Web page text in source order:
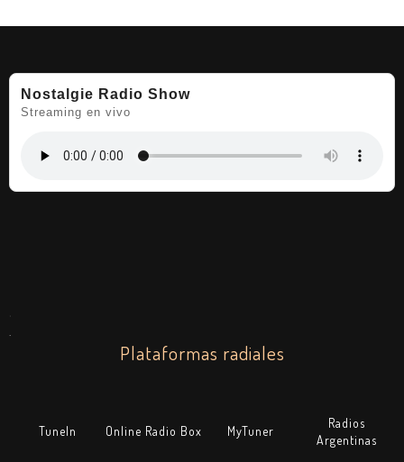
Nostalgie Radio Show
Streaming en vivo
.
Plataformas radiales
TuneIn Online Radio Box MyTuner
Radios
Argentinas